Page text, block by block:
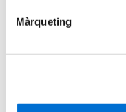
MàrquetingAfegir a favorits
Afegir a favorits
Formació de